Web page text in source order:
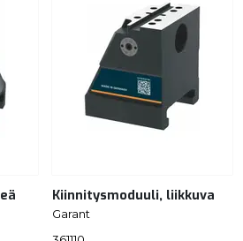
Kiinnitysmoduuli, liikkuva
Garant